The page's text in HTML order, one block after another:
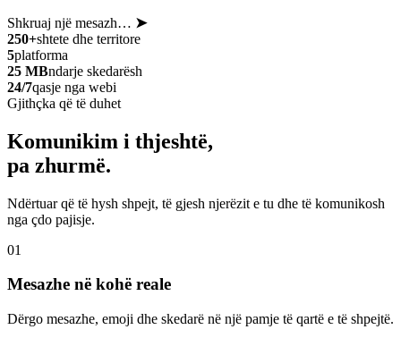
Shkruaj një mesazh… ➤
250+shtete dhe territore
5platforma
25 MBndarje skedarësh
24/7qasje nga webi
Gjithçka që të duhet
Komunikim i thjeshtë,
pa zhurmë.
Ndërtuar që të hysh shpejt, të gjesh njerëzit e tu dhe të komunikosh
nga çdo pajisje.
01
Mesazhe në kohë reale
Dërgo mesazhe, emoji dhe skedarë në një pamje të qartë e të shpejtë.